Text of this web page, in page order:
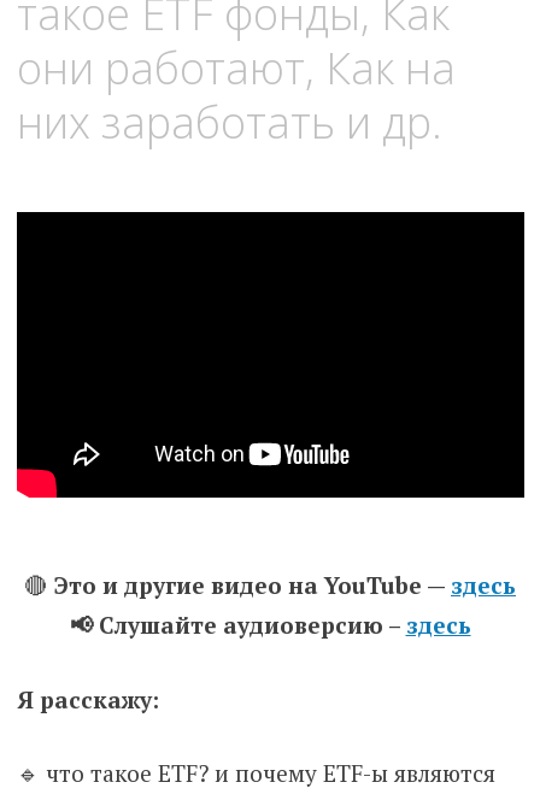
такое ETF фонды, Как
они работают, Как на
них заработать и др.
🔴 Это и другие видео на YouTube — здесь
📢 Слушайте аудиоверсию – здесь
Я расскажу:
🔹 что такое ETF? и почему ETF-ы являются